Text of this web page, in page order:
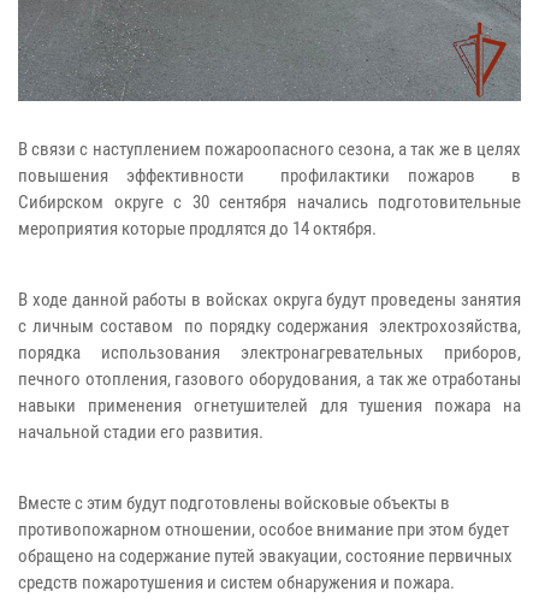
В связи с наступлением пожароопасного сезона, а так же в целях
повышения эффективности профилактики пожаров в
Сибирском округе с 30 сентября начались подготовительные
мероприятия которые продлятся до 14 октября.
В ходе данной работы в войсках округа будут проведены занятия
с личным составом по порядку содержания электрохозяйства,
порядка использования электронагревательных приборов,
печного отопления, газового оборудования, а так же отработаны
навыки применения огнетушителей для тушения пожара на
начальной стадии его развития.
Вместе с этим будут подготовлены войсковые объекты в
противопожарном отношении, особое внимание при этом будет
обращено на содержание путей эвакуации, состояние первичных
средств пожаротушения и систем обнаружения и пожара.